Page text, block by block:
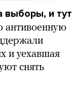
выборы, и тут
антивоенную
и уехавшая
снять